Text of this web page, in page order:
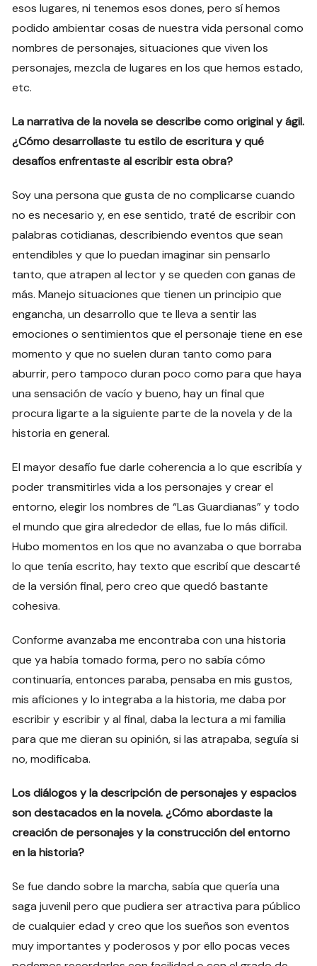
esos lugares, ni tenemos esos dones, pero sí hemos
podido ambientar cosas de nuestra vida personal como
nombres de personajes, situaciones que viven los
personajes, mezcla de lugares en los que hemos estado,
etc.
La narrativa de la novela se describe como original y ágil.
¿Cómo desarrollaste tu estilo de escritura y qué
desafíos enfrentaste al escribir esta obra?
Soy una persona que gusta de no complicarse cuando
no es necesario y, en ese sentido, traté de escribir con
palabras cotidianas, describiendo eventos que sean
entendibles y que lo puedan imaginar sin pensarlo
tanto, que atrapen al lector y se queden con ganas de
más. Manejo situaciones que tienen un principio que
engancha, un desarrollo que te lleva a sentir las
emociones o sentimientos que el personaje tiene en ese
momento y que no suelen duran tanto como para
aburrir, pero tampoco duran poco como para que haya
una sensación de vacío y bueno, hay un final que
procura ligarte a la siguiente parte de la novela y de la
historia en general.
El mayor desafío fue darle coherencia a lo que escribía y
poder transmitirles vida a los personajes y crear el
entorno, elegir los nombres de “Las Guardianas” y todo
el mundo que gira alrededor de ellas, fue lo más difícil.
Hubo momentos en los que no avanzaba o que borraba
lo que tenía escrito, hay texto que escribí que descarté
de la versión final, pero creo que quedó bastante
cohesiva.
Conforme avanzaba me encontraba con una historia
que ya había tomado forma, pero no sabía cómo
continuaría, entonces paraba, pensaba en mis gustos,
mis aficiones y lo integraba a la historia, me daba por
escribir y escribir y al final, daba la lectura a mi familia
para que me dieran su opinión, si las atrapaba, seguía si
no, modificaba.
Los diálogos y la descripción de personajes y espacios
son destacados en la novela. ¿Cómo abordaste la
creación de personajes y la construcción del entorno
en la historia?
Se fue dando sobre la marcha, sabía que quería una
saga juvenil pero que pudiera ser atractiva para público
de cualquier edad y creo que los sueños son eventos
muy importantes y poderosos y por ello pocas veces